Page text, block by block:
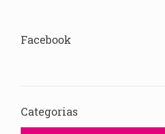
Facebook
Categorias